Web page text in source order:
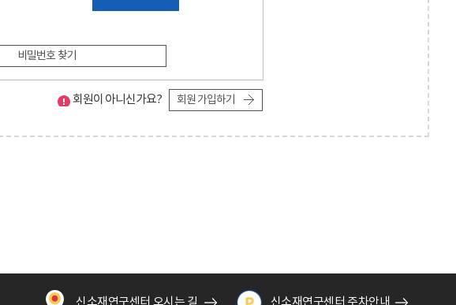
비밀번호 찾기
회원이 아니신가요? 회원 가입하기
신소재연구센터 오시는 길 신소재연구센터 주차안내